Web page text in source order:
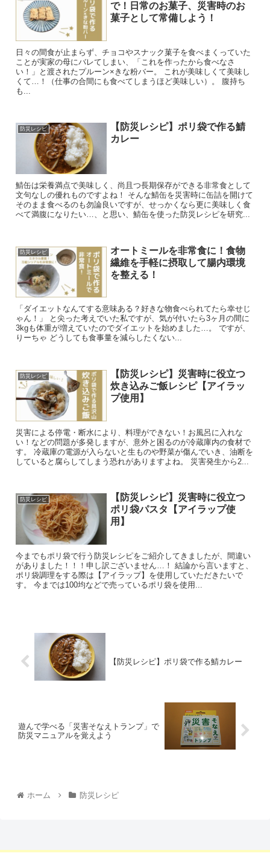
で！日常のお菓子、災害時のお
菓子として常備しよう！
日々の間食が止まらず、チョコやスナック菓子を食べまくっていた
ことが実家の母にバレてしまい、「これを作ったから食べなさ
い！」と渡されたプルーン×きな粉バー。 これが美味しくて美味し
くて…！（仕事の合間にも食べてしまうほど美味しい）。 腹持ち
も...
防災レシピ
【防災レシピ】ポリ袋で作る鯖
カレー
鯖缶は栄養満点で美味しく、尚且つ長期保存ができる非常食として
文句なしの優れものですよね！ そんな鯖缶を災害時に缶詰を開けて
そのまま食べるのも勿論良いですが、せっかくなら更に美味しく食
べて満腹になりたい…、と思い、鯖缶を使った防災レシピを研究...
防災レシピ
オートミールを非常食に！食物
繊維を手軽に摂取して腸内環境
を整える！
「ダイエットなんてする意味ある？好きな物食べられてたら幸せじ
ゃん！」 と尖った考えでいた私ですが、気が付いたら3ヶ月の間に
3kgも体重が増えていたのでダイエットを始めました…。 ですが、
りーちゃ どうしても食事量を減らしたくない...
防災レシピ
【防災レシピ】災害時に役立つ
炊き込みご飯レシピ【アイラッ
プ使用】
災害による停電・断水により、料理ができない！お風呂に入れな
い！などの問題が多発しますが、意外と困るのが冷蔵庫内の食材で
す。 冷蔵庫の電源が入らないと生ものや野菜が傷んでいき、油断を
していると腐らしてしまう恐れがありますよね。 災害発生から2...
防災レシピ
【防災レシピ】災害時に役立つ
ポリ袋パスタ【アイラップ使
用】
今までもポリ袋で行う防災レシピをご紹介してきましたが、間違い
がありました！！！申し訳ございません…！ 結論から言いますと、
ポリ袋調理をする際は【アイラップ】を使用していただきたいで
す。 今までは100均などで売っているポリ袋を使用...
【防災レシピ】ポリ袋で作る鯖カレー
遊んで学べる「災害そなえトランプ」で
防災マニュアルを覚えよう
ホーム 防災レシピ